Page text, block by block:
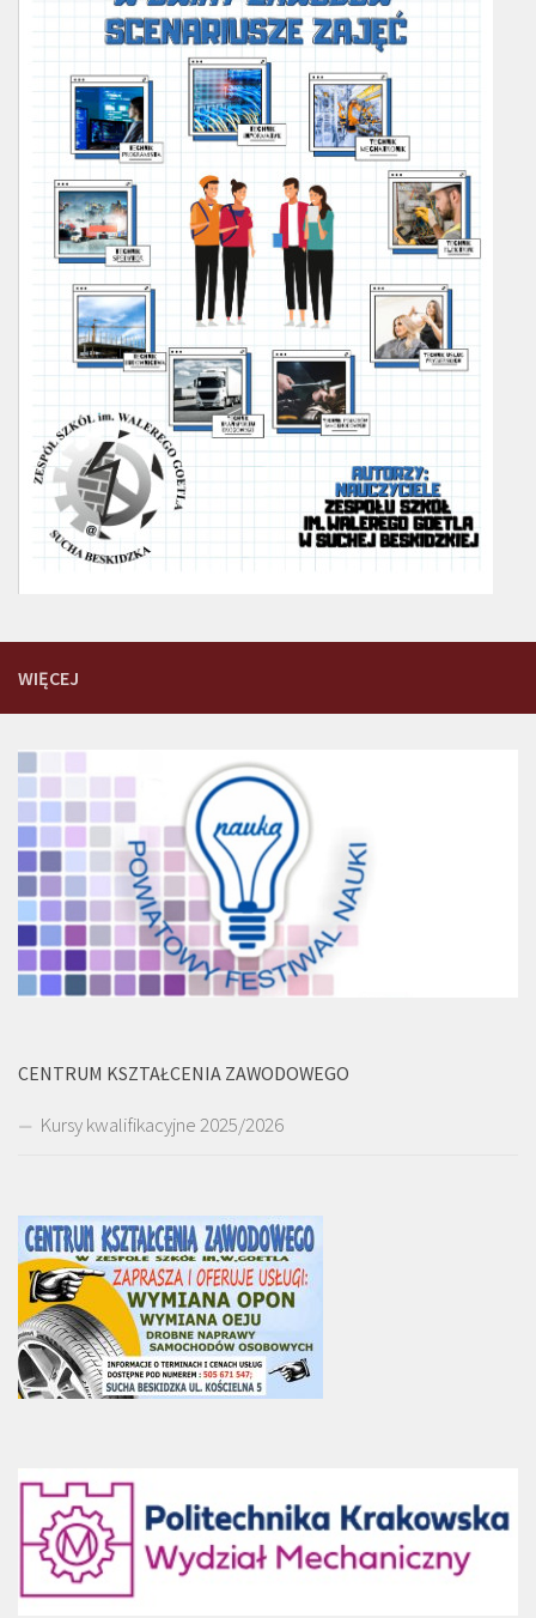
WIĘCEJ
CENTRUM KSZTAŁCENIA ZAWODOWEGO
Kursy kwalifikacyjne 2025/2026